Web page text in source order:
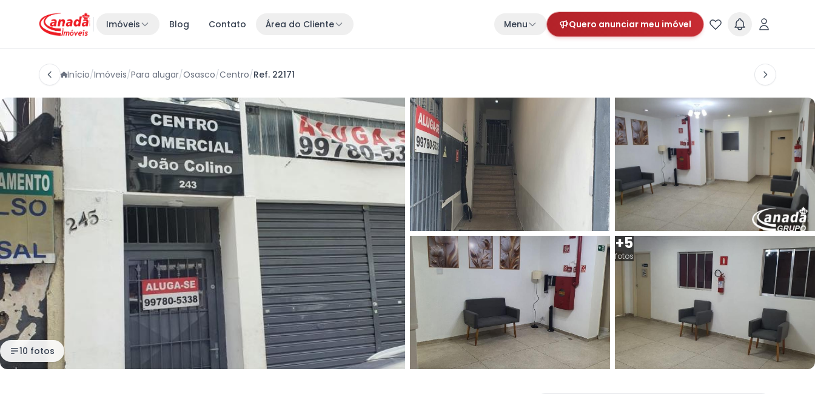
Imóveis Blog Contato Área do Cliente Menu Quero anunciar meu imóvel
Início/Imóveis/Para alugar/Osasco/Centro/Ref. 22171
+5
fotos
10 fotos